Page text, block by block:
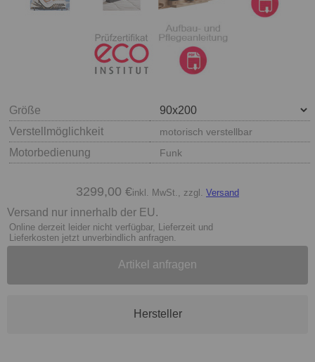
Größe
Verstellmöglichkeit
motorisch verstellbar
Motorbedienung Funk
3299,00 €inkl. MwSt., zzgl. Versand
Versand nur innerhalb der EU.
Online derzeit leider nicht verfügbar, Lieferzeit und
Lieferkosten jetzt unverbindlich anfragen.
Artikel anfragen
Hersteller